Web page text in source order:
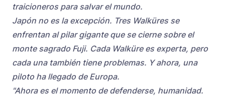
traicioneros para salvar el mundo.
Japón no es la excepción. Tres Walküres se
enfrentan al pilar gigante que se cierne sobre el
monte sagrado Fuji. Cada Walküre es experta, pero
cada una también tiene problemas. Y ahora, una
piloto ha llegado de Europa.
"Ahora es el momento de defenderse, humanidad.